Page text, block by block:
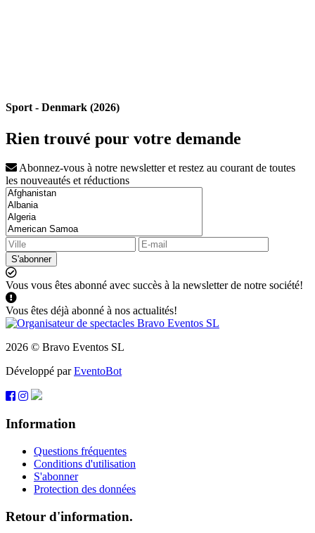
Sport - Denmark (2026)
Rien trouvé pour votre demande
Abonnez-vous à notre newsletter et restez au courant de toutes
les nouveautés et réductions
S'abonner
Vous vous êtes abonné avec succès à la newsletter de notre société!
Vous êtes déjà abonné à nos actualités!
2026 © Bravo Eventos SL
Développé parEventoBot
Information
Questions fréquentes
Conditions d'utilisation
S'abonner
Protection des données
Retour d'information.